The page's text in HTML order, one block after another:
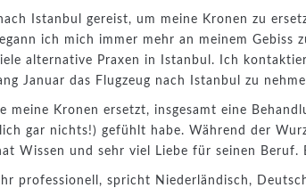
Istanbul gereist, um meine Kronen zu
ich mich immer mehr an meinem
alternative Praxen in Istanbul. Ich
Januar das Flugzeug nach Istanbul zu
meine Kronen ersetzt, insgesamt eine
gar nichts!) gefühlt habe. Während der
Wissen und sehr viel Liebe für seinen Beruf.
professionell, spricht Niederländisch,